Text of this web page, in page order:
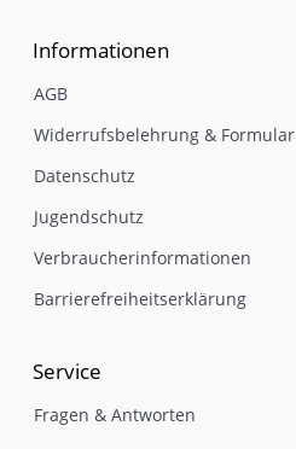
Informationen
AGB
Widerrufsbelehrung & Formular
Datenschutz
Jugendschutz
Verbraucherinformationen
Barrierefreiheitserklärung
Service
Fragen & Antworten